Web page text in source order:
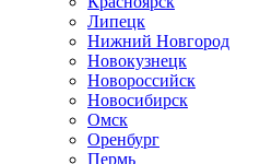
Липецк
Нижний Новгород
Новокузнецк
Новороссийск
Новосибирск
Омск
Оренбург
Пермь